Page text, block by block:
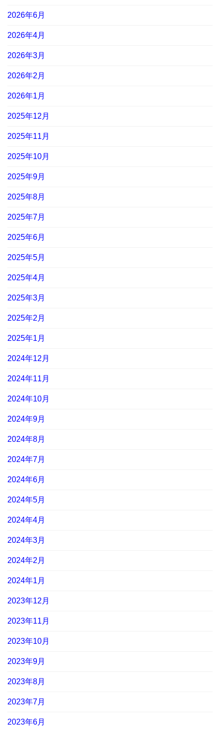
2026年6月
2026年4月
2026年3月
2026年2月
2026年1月
2025年12月
2025年11月
2025年10月
2025年9月
2025年8月
2025年7月
2025年6月
2025年5月
2025年4月
2025年3月
2025年2月
2025年1月
2024年12月
2024年11月
2024年10月
2024年9月
2024年8月
2024年7月
2024年6月
2024年5月
2024年4月
2024年3月
2024年2月
2024年1月
2023年12月
2023年11月
2023年10月
2023年9月
2023年8月
2023年7月
2023年6月